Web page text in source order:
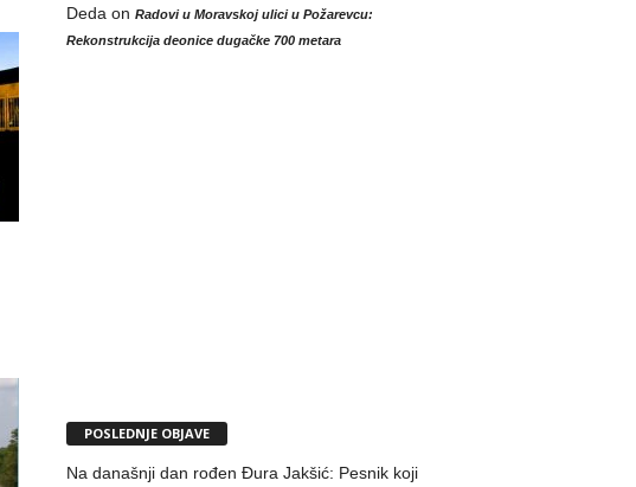
Deda on Radovi u Moravskoj ulici u Požarevcu:
Rekonstrukcija deonice dugačke 700 metara
POSLEDNJE OBJAVE
Na današnji dan rođen Đura Jakšić: Pesnik koji